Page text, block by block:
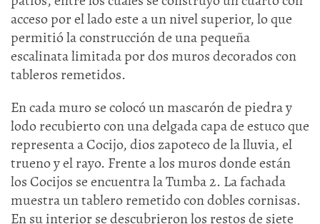
acceso por el lado este a un nivel superior, lo que
permitió la construcción de una pequeña
escalinata limitada por dos muros decorados con
tableros remetidos.
En cada muro se colocó un mascarón de piedra y
lodo recubierto con una delgada capa de estuco que
representa a Cocijo, dios zapoteco de la lluvia, el
trueno y el rayo. Frente a los muros donde están
los Cocijos se encuentra la Tumba 2. La fachada
muestra un tablero remetido con dobles cornisas.
En su interior se descubrieron los restos de siete